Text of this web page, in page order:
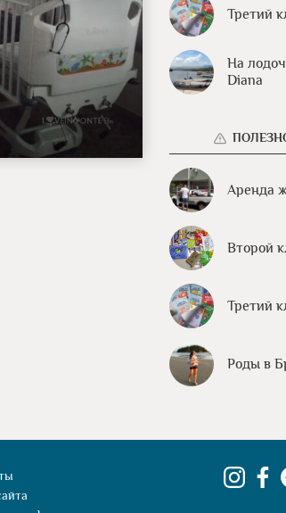
Третий
На
Diana
Аренда
Второй
Третий
Роды в